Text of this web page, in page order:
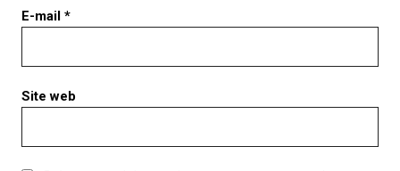
E-mail *
Site web